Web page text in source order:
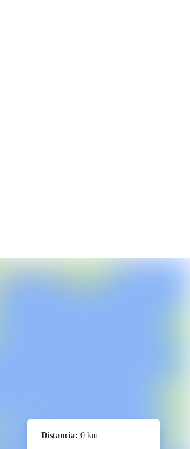
Distancia: 0 km